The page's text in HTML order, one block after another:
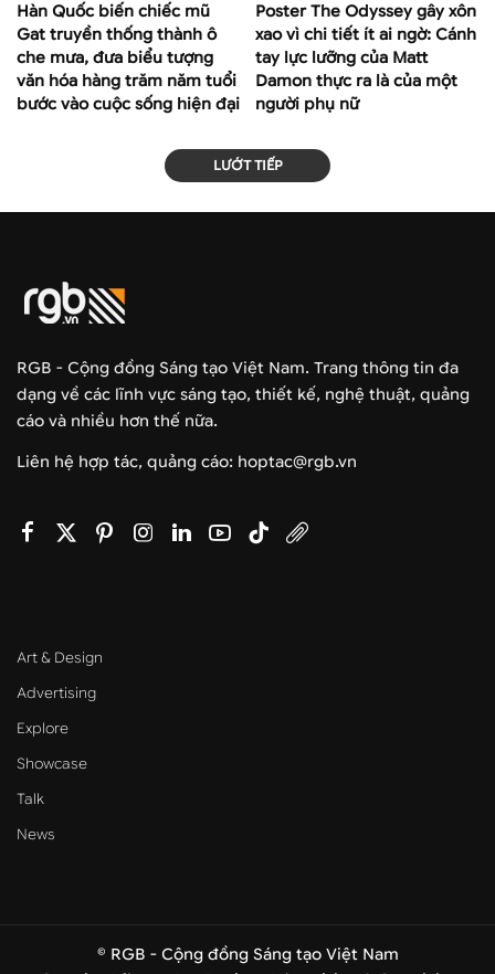
Hàn Quốc biến chiếc mũ
Gat truyền thống thành ô
che mưa, đưa biểu tượng
văn hóa hàng trăm năm tuổi
bước vào cuộc sống hiện đại
Poster The Odyssey gây xôn
xao vì chi tiết ít ai ngờ: Cánh
tay lực lưỡng của Matt
Damon thực ra là của một
người phụ nữ
LƯỚT TIẾP
RGB - Cộng đồng Sáng tạo Việt Nam. Trang thông tin đa
dạng về các lĩnh vực sáng tạo, thiết kế, nghệ thuật, quảng
cáo và nhiều hơn thế nữa.
Liên hệ hợp tác, quảng cáo: hoptac@rgb.vn
Art & Design
Advertising
Explore
Showcase
Talk
News
© RGB - Cộng đồng Sáng tạo Việt Nam